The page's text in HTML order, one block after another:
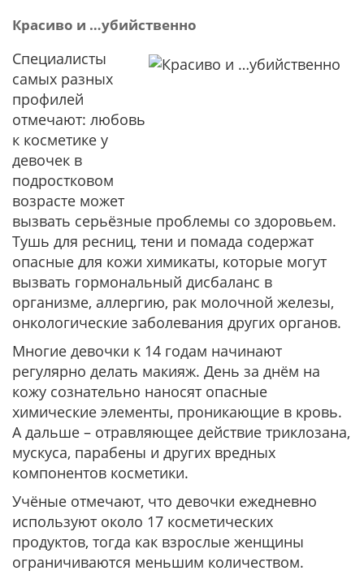
Красиво и …убийственно
Специалисты
самых разных
профилей
отмечают: любовь
к косметике у
девочек в
подростковом
возрасте может
вызвать серьёзные проблемы со здоровьем.
Тушь для ресниц, тени и помада содержат
опасные для кожи химикаты, которые могут
вызвать гормональный дисбаланс в
организме, аллергию, рак молочной железы,
онкологические заболевания других органов.
Многие девочки к 14 годам начинают
регулярно делать макияж. День за днём на
кожу сознательно наносят опасные
химические элементы, проникающие в кровь.
А дальше – отравляющее действие триклозана,
мускуса, парабены и других вредных
компонентов косметики.
Учёные отмечают, что девочки ежедневно
используют около 17 косметических
продуктов, тогда как взрослые женщины
ограничиваются меньшим количеством.